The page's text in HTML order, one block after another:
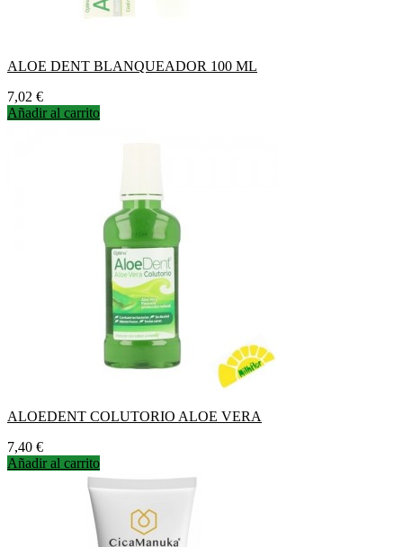
ALOE DENT BLANQUEADOR 100 ML
Precio
7,02 €
Añadir al carrito
ALOEDENT COLUTORIO ALOE VERA
Precio
7,40 €
Añadir al carrito